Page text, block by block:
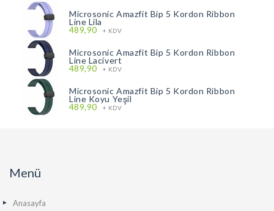
Microsonic Amazfit Bip 5 Kordon Ribbon
Line Lila
489,90 + KDV
Microsonic Amazfit Bip 5 Kordon Ribbon
Line Lacivert
489,90 + KDV
Microsonic Amazfit Bip 5 Kordon Ribbon
Line Koyu Yeşil
489,90 + KDV
Menü
Anasayfa